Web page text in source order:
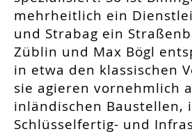
mehrheitlich ein
und Strabag ein
Züblin und Max Bögl
in etwa den klassischen
sie agieren vornehmlich
inländischen Baustellen,
Schlüsselfertig- und